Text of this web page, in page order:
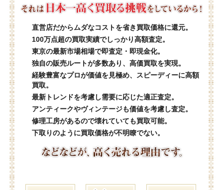
直営店だからムダなコストを省き買取価格に還元。
100万点超の買取実績でしっかり高額査定。
東京の最新市場相場で即査定・即現金化。
独自の販売ルートが多数あり、高価買取を実現。
経験豊富なプロが価値を見極め、スピーディーに高額
買取。
最新トレンドを考慮し需要に応じた適正査定。
アンティークやヴィンテージも価値を考慮し査定。
修理工房があるので壊れていても買取可能。
下取りのように買取価格が不明瞭でない。